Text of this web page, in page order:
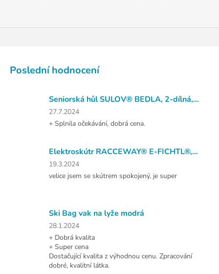
Poslední hodnocení
Seniorská hůl SULOV® BEDLA, 2-dílná, 1ks
Hodnocení
produktu
z
hvězdiček.
27.7.2024
+ Splnila očekávání, dobrá cena.
Elektroskútr RACCEWAY® E-FICHTL®, červený-lesklý s baterií 20Ah
Hodnocení
produktu
5
hvězdiček.
19.3.2024
velice jsem se skútrem spokojený, je super
Ski Bag vak na lyže modrá
Hodnocení
produktu
je
4
z
28.1.2024
+ Dobrá kvalita
+ Super cena
Dostačující kvalita z výhodnou cenu. Zpracování
dobré, kvalitní látka.